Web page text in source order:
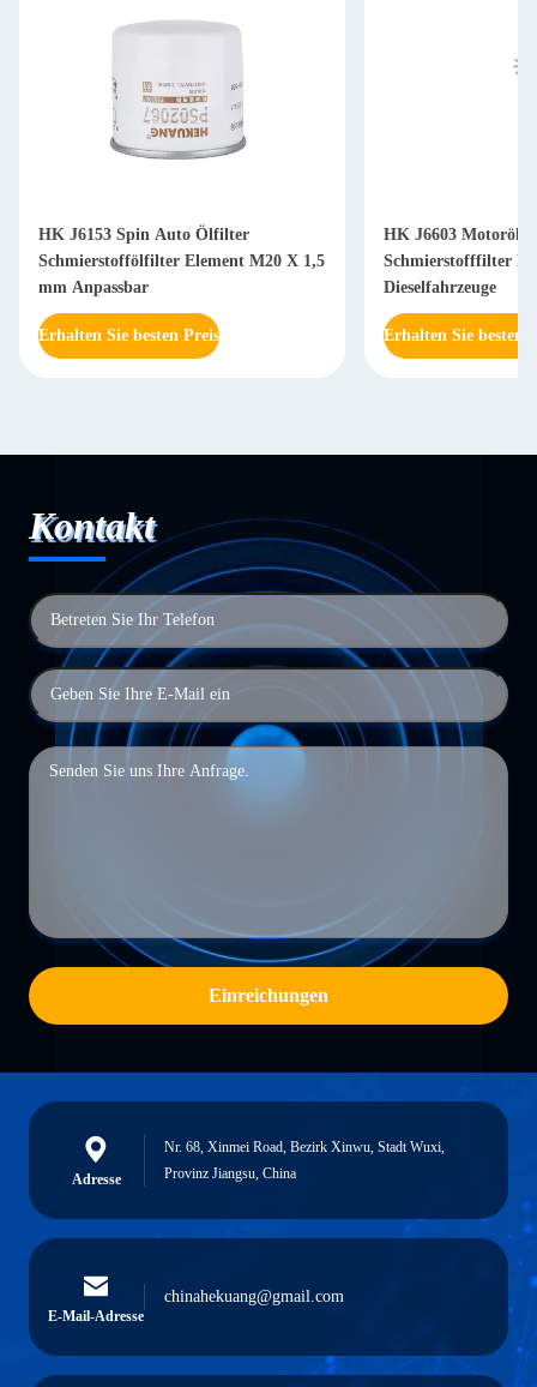
HK J6153 Spin Auto Ölfilter
Schmierstoffölfilter Element M20 X 1,5
mm Anpassbar
Erhalten Sie besten Preis
HK J6603
Schmierstofffilter
Dieselfahrzeuge
Erhalten Sie besten
Kontakt
Einreichungen
Adresse
Nr. 68, Xinmei Road, Bezirk Xinwu, Stadt Wuxi,
Provinz Jiangsu, China
E-Mail-Adresse
chinahekuang@gmail.com